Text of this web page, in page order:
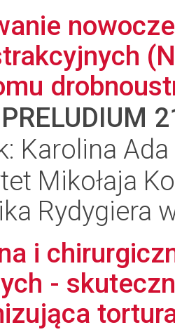
PRELUDIUM
Karolina
Mikołaja
Rydygiera
i
-